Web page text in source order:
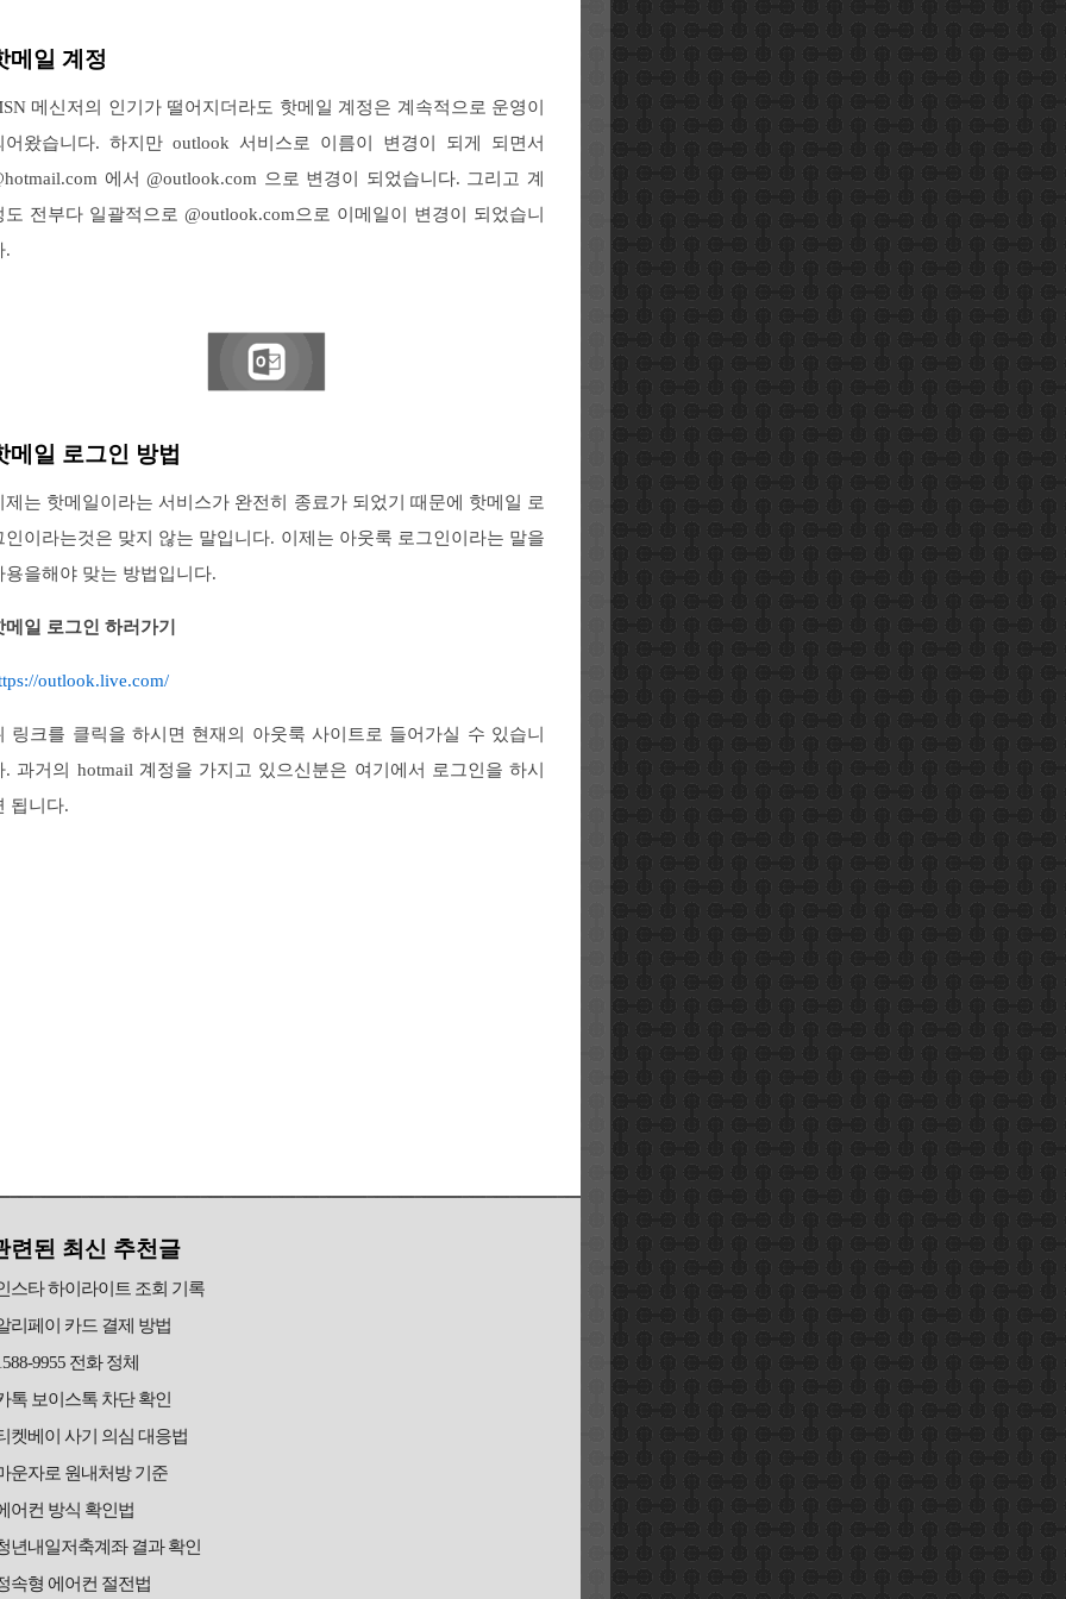
메일 계정
메신저의 인기가 떨어지더라도 핫메일 계정은 계속적으로 운영이
어왔습니다. 하지만 outlook 서비스로 이름이 변경이 되게 되면서
에서 @outlook.com 으로 변경이 되었습니다. 그리고 계
도 전부다 일괄적으로 @outlook.com으로 이메일이 변경이 되었습니
.
메일 로그인 방법
제는 핫메일이라는 서비스가 완전히 종료가 되었기 때문에 핫메일 로
인이라는것은 맞지 않는 말입니다. 이제는 아웃룩 로그인이라는 말을
용을해야 맞는 방법입니다.
메일 로그인 하러가기
outlook.live.com/
링크를 클릭을 하시면 현재의 아웃룩 사이트로 들어가실 수 있습니
. 과거의 hotmail 계정을 가지고 있으신분은 여기에서 로그인을 하시
됩니다.
련된 최신 추천글
스타 하이라이트 조회 기록
리페이 카드 결제 방법
9955 전화 정체
톡 보이스톡 차단 확인
켓베이 사기 의심 대응법
운자로 원내처방 기준
어컨 방식 확인법
년내일저축계좌 결과 확인
속형 에어컨 절전법